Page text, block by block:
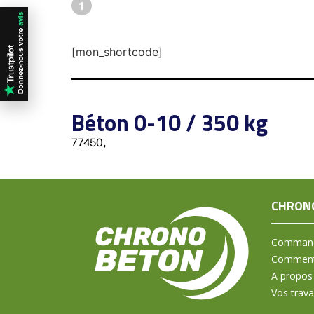
1
[mon_shortcode]
Béton 0-10 / 350 kg
77450,
A propos
Vos